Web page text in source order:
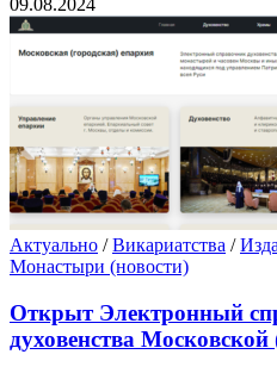
09.08.2024
Актуально /Викариатства /
Монастыри (новости)
Открыт Электронный
духовенства